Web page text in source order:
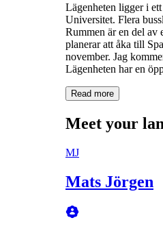
Lägenheten ligger i
Universitet. Flera
Rummen är en del av
planerar att åka till
november. Jag
Lägenheten har en
Read more
Meet your
MJ
Mats Jörgen